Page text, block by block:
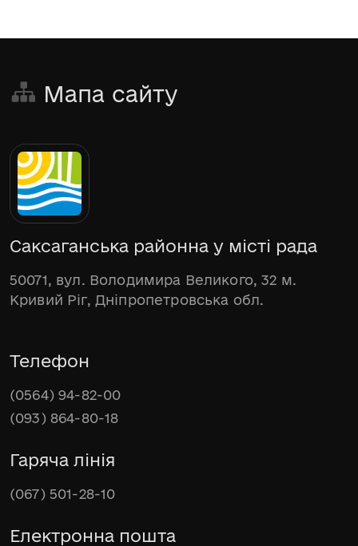
Мапа сайту
Саксаганська районна у місті рада
50071, вул. Володимира Великого, 32 м.
Кривий Ріг, Дніпропетровська обл.
Телефон
(0564) 94-82-00
(093) 864-80-18
Гаряча лінія
(067) 501-28-10
Електронна пошта